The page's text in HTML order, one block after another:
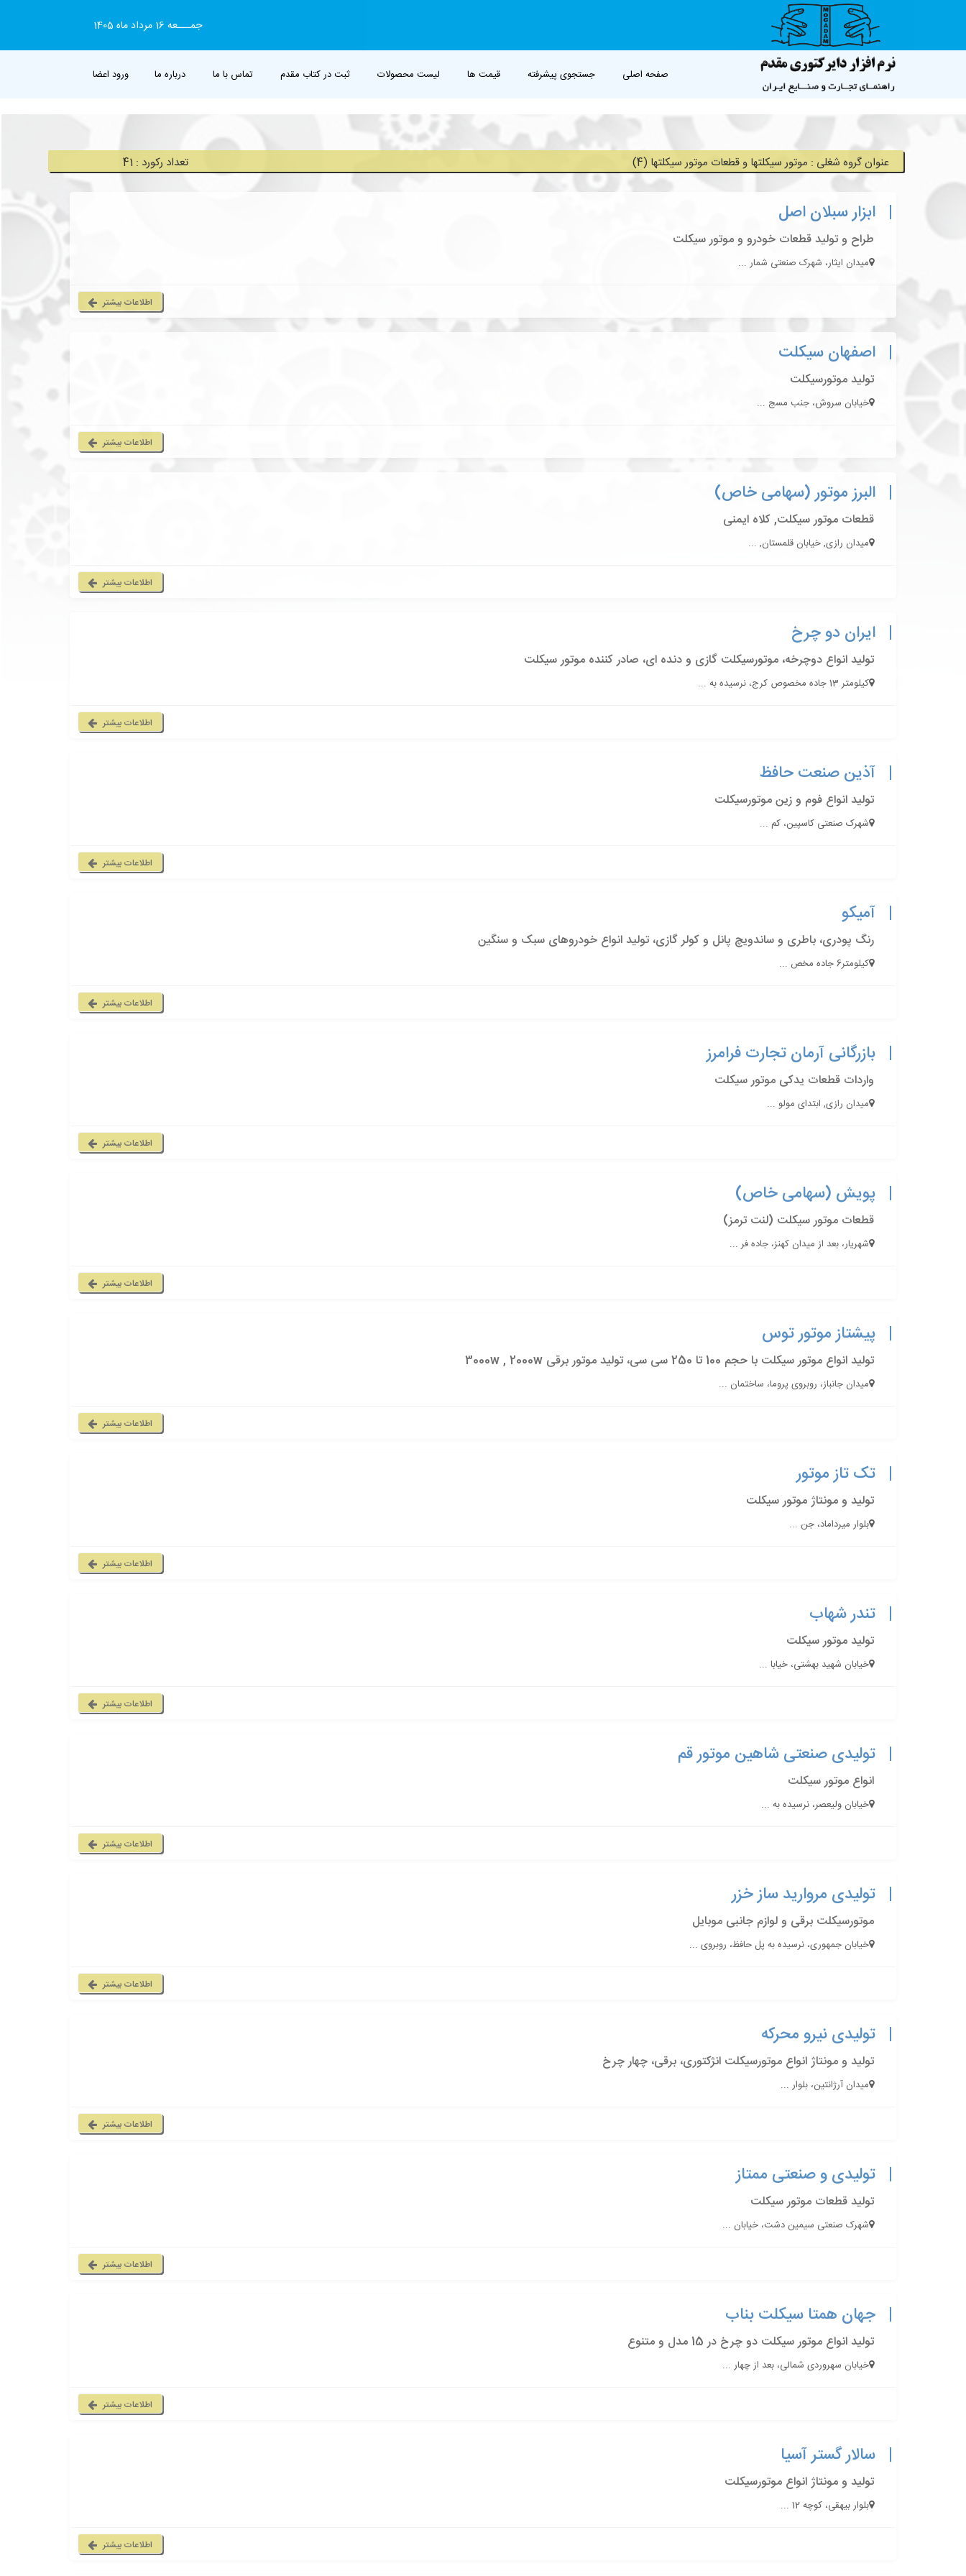
جمـــعه 16 مرداد ماه 1405
صفحه اصلی جستجوی پیشرفته قیمت ها لیست محصولات ثبت در کتاب مقدم تماس با ما درباره ما ورود اعضا
عنوان گروه شغلی : موتور سيکلتها و قطعات موتور سيکلتها (4) تعداد رکورد : 41
ابزار سبلان اصل
طراح و تولید قطعات خودرو و موتور سیکلت
میدان ایثار، شهرک صنعتی شمار ...
اطلاعات بیشتر
اصفهان سیکلت
تولید موتورسیکلت
خیابان سروش، جنب مسج ...
اطلاعات بیشتر
البرز موتور (سهامی خاص)
قطعات موتور سیکلت, کلاه ایمنی
میدان رازی, خیابان قلمستان, ...
اطلاعات بیشتر
ایران دو چرخ
تولید انواع دوچرخه، موتورسیکلت گازی و دنده ای، صادر کننده موتور سیکلت
کیلومتر 13 جاده مخصوص کرج، نرسیده به ...
اطلاعات بیشتر
آذین صنعت حافظ
تولید انواع فوم و زین موتورسیکلت
شهرک صنعتی کاسپین، کم ...
اطلاعات بیشتر
آمیکو
رنگ پودری، باطری و ساندویچ پانل و کولر گازی، تولید انواع خودروهای سبک و سنگین
کیلومتر6 جاده مخص ...
اطلاعات بیشتر
بازرگانی آرمان تجارت فرامرز
واردات قطعات یدکی موتور سیکلت
میدان رازی, ابتدای مولو ...
اطلاعات بیشتر
پویش (سهامی خاص)
قطعات موتور سیکلت (لنت ترمز)
شهریار، بعد از میدان کهنز، جاده فر ...
اطلاعات بیشتر
پیشتاز موتور توس
تولید انواع موتور سیکلت با حجم 100 تا 250 سی سی، تولید موتور برقی 3000w , 2000w
میدان جانباز، روبروی پروما، ساختمان ...
اطلاعات بیشتر
تک تاز موتور
تولید و مونتاژ موتور سیکلت
بلوار میرداماد، جن ...
اطلاعات بیشتر
تندر شهاب
تولید موتور سیکلت
خیابان شهید بهشتی، خیابا ...
اطلاعات بیشتر
تولیدی صنعتی شاهین موتور قم
انواع موتور سیکلت
خیابان ولیعصر، نرسیده به ...
اطلاعات بیشتر
تولیدی مروارید ساز خزر
موتورسیکلت برقی و لوازم جانبی موبایل
خیابان جمهوری، نرسیده به پل حافظ، روبروی ...
اطلاعات بیشتر
تولیدی نیرو محرکه
تولید و مونتاژ انواع موتورسیکلت انژکتوری، برقی، چهار چرخ
میدان آرژانتین، بلوار ...
اطلاعات بیشتر
تولیدی و صنعتی ممتاز
تولید قطعات موتور سیکلت
شهرک صنعتی سیمین دشت، خیابان ...
اطلاعات بیشتر
جهان همتا سیکلت بناب
تولید انواع موتور سیکلت دو چرخ در 15 مدل و متنوع
خیابان سهروردی شمالی، بعد از چهار ...
اطلاعات بیشتر
سالار گستر آسیا
تولید و مونتاژ انواع موتورسیکلت
بلوار بیهقی، کوچه 12 ...
اطلاعات بیشتر